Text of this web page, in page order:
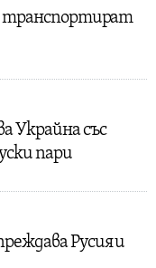
транспортират
Украйна със
пари
Русия и